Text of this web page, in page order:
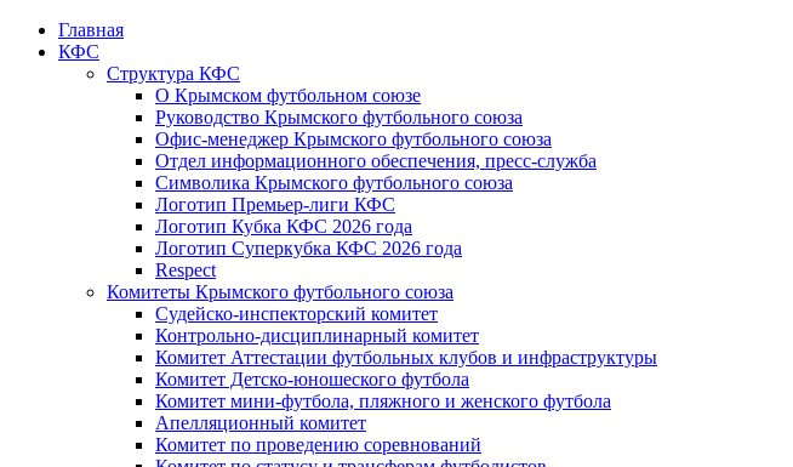
Главная
КФС
Структура КФС
О Крымском футбольном союзе
Руководство Крымского футбольного союза
Офис-менеджер Крымского футбольного союза
Отдел информационного обеспечения, пресс-служба
Символика Крымского футбольного союза
Логотип Премьер-лиги КФС
Логотип Кубка КФС 2026 года
Логотип Суперкубка КФС 2026 года
Respect
Комитеты Крымского футбольного союза
Судейско-инспекторский комитет
Контрольно-дисциплинарный комитет
Комитет Аттестации футбольных клубов и инфраструктуры
Комитет Детско-юношеского футбола
Комитет мини-футбола, пляжного и женского футбола
Апелляционный комитет
Комитет по проведению соревнований